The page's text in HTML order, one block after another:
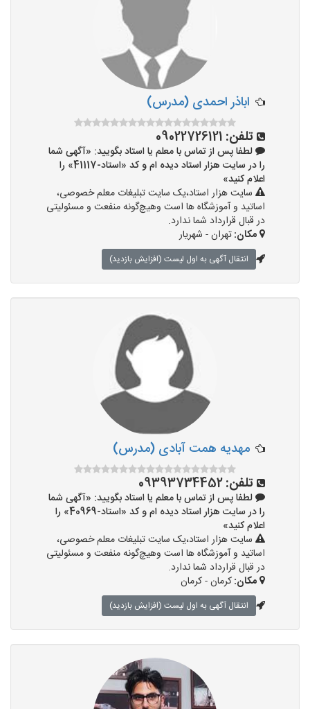
اباذر احمدی (مدرس)
تلفن: 09022726121
لطفا پس از تماس با معلم یا استاد بگویید: «آگهی شما
را در سایت هزار استاد دیده ام و کد «استاد-41117» را
اعلام کنید»
سایت هزار استاد،یک سایت تبلیغات معلم خصوصی،
اساتید و آموزشگاه ها است وهیچ‌گونه منفعت و مسئولیتی
در قبال قرارداد شما ندارد.
مکان:تهران - شهریار
انتقال آگهی به اول لیست (افزایش بازدید)
مهدیه همت آبادی (مدرس)
تلفن:09393734452
لطفا پس از تماس با معلم یا استاد بگویید: «آگهی شما
را در سایت هزار استاد دیده ام و کد «استاد-40969» را
اعلام کنید»
سایت هزار استاد،یک سایت تبلیغات معلم خصوصی،
اساتید و آموزشگاه ها است وهیچ‌گونه منفعت و مسئولیتی
در قبال قرارداد شما ندارد.
مکان:کرمان - کرمان
انتقال آگهی به اول لیست (افزایش بازدید)